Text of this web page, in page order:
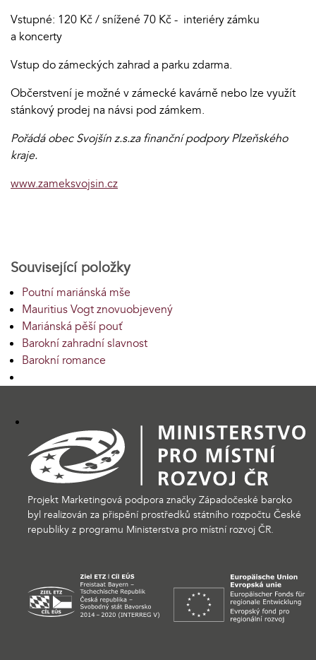
Vstupné: 120 Kč / snížené 70 Kč - interiéry zámku
a koncerty
Vstup do zámeckých zahrad a parku zdarma.
Občerstvení je možné v zámecké kavárně nebo lze využít
stánkový prodej na návsi pod zámkem.
Pořádá obec Svojšín z.s.za finanční podpory Plzeňského
kraje.
www.zameksvojsin.cz
Související položky
Poutní mariánská mše
Mauritius Vogt znovuobjevený
Mariánská pěší pouť
Barokní zahradní slavnost
Barokní romance
Projekt Marketingová podpora značky Západočeské baroko
byl realizován za přispění prostředků státního rozpočtu České
republiky z programu Ministerstva pro místní rozvoj ČR.